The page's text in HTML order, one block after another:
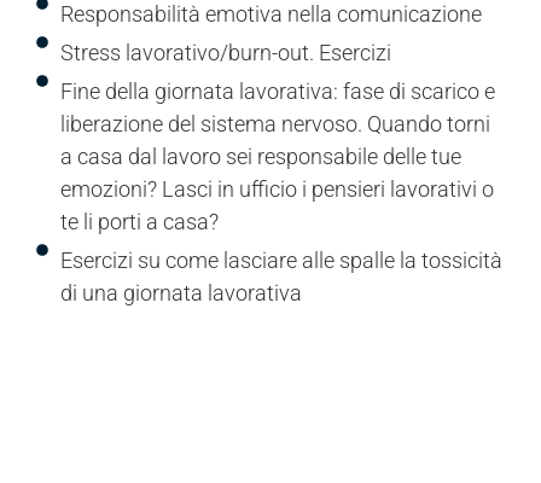
Responsabilità emotiva nella comunicazione
Stress lavorativo/burn-out. Esercizi
Fine della giornata lavorativa: fase di scarico e
liberazione del sistema nervoso. Quando torni
a casa dal lavoro sei responsabile delle tue
emozioni? Lasci in ufficio i pensieri lavorativi o
te li porti a casa?
Esercizi su come lasciare alle spalle la tossicità
di una giornata lavorativa